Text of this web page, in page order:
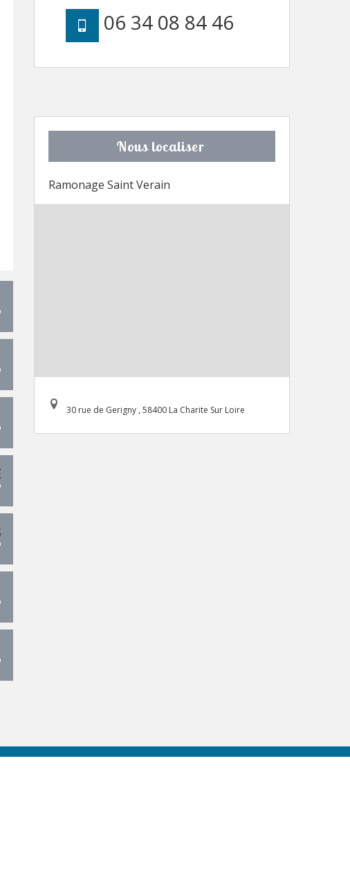
06 34 08 84 46
Nous localiser
Ramonage Saint Verain
30 rue de Gerigny , 58400 La Charite Sur Loire